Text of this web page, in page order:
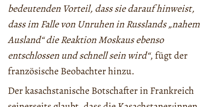
bedeutenden Vorteil, dass sie darauf hinweist,
dass im Falle von Unruhen in Russlands „nahem
Ausland“ die Reaktion Moskaus ebenso
entschlossen und schnell sein wird“, fügt der
französische Beobachter hinzu.
Der kasachstanische Botschafter in Frankreich